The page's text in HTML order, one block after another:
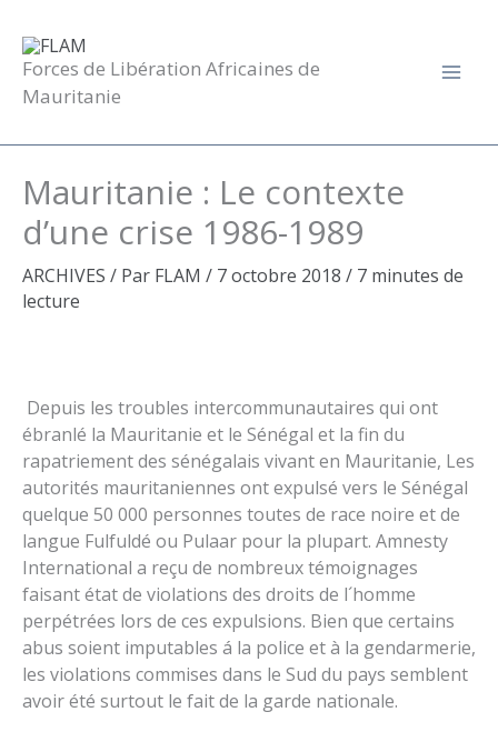
contenu
Forces de Libération Africaines de
Mauritanie
Mauritanie : Le contexte
d’une crise 1986-1989
ARCHIVES / Par FLAM / 7 octobre 2018 / 7 minutes de
lecture
Depuis les troubles intercommunautaires qui ont
ébranlé la Mauritanie et le Sénégal et la fin du
rapatriement des sénégalais vivant en Mauritanie, Les
autorités mauritaniennes ont expulsé vers le Sénégal
quelque 50 000 personnes toutes de race noire et de
langue Fulfuldé ou Pulaar pour la plupart. Amnesty
International a reçu de nombreux témoignages
faisant état de violations des droits de l´homme
perpétrées lors de ces expulsions. Bien que certains
abus soient imputables á la police et à la gendarmerie,
les violations commises dans le Sud du pays semblent
avoir été surtout le fait de la garde nationale.